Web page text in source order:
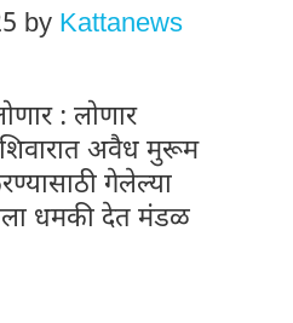
by Kattanews
: लोणार
अवैध मुरूम
गेलेल्या
धमकी देत मंडळ